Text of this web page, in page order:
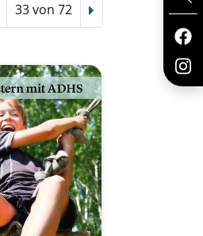
Vorheriger Treffer
33 von 72 Nächster Treffer